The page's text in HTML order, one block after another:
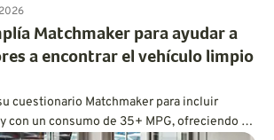
Matchmaker para ayudar a
a encontrar el vehículo limpio
cuestionario Matchmaker para incluir
con un consumo de 35+ MPG, ofreciendo a